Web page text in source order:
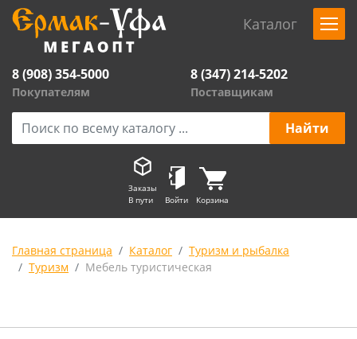
Каталог
8 (908) 354-5000
Покупателям
8 (347) 214-5202
Поставщикам
Заказы
В пути
Войти Корзина
Главная страница Каталог
Туризм и рыбалка
Туризм
Мебель туристическая